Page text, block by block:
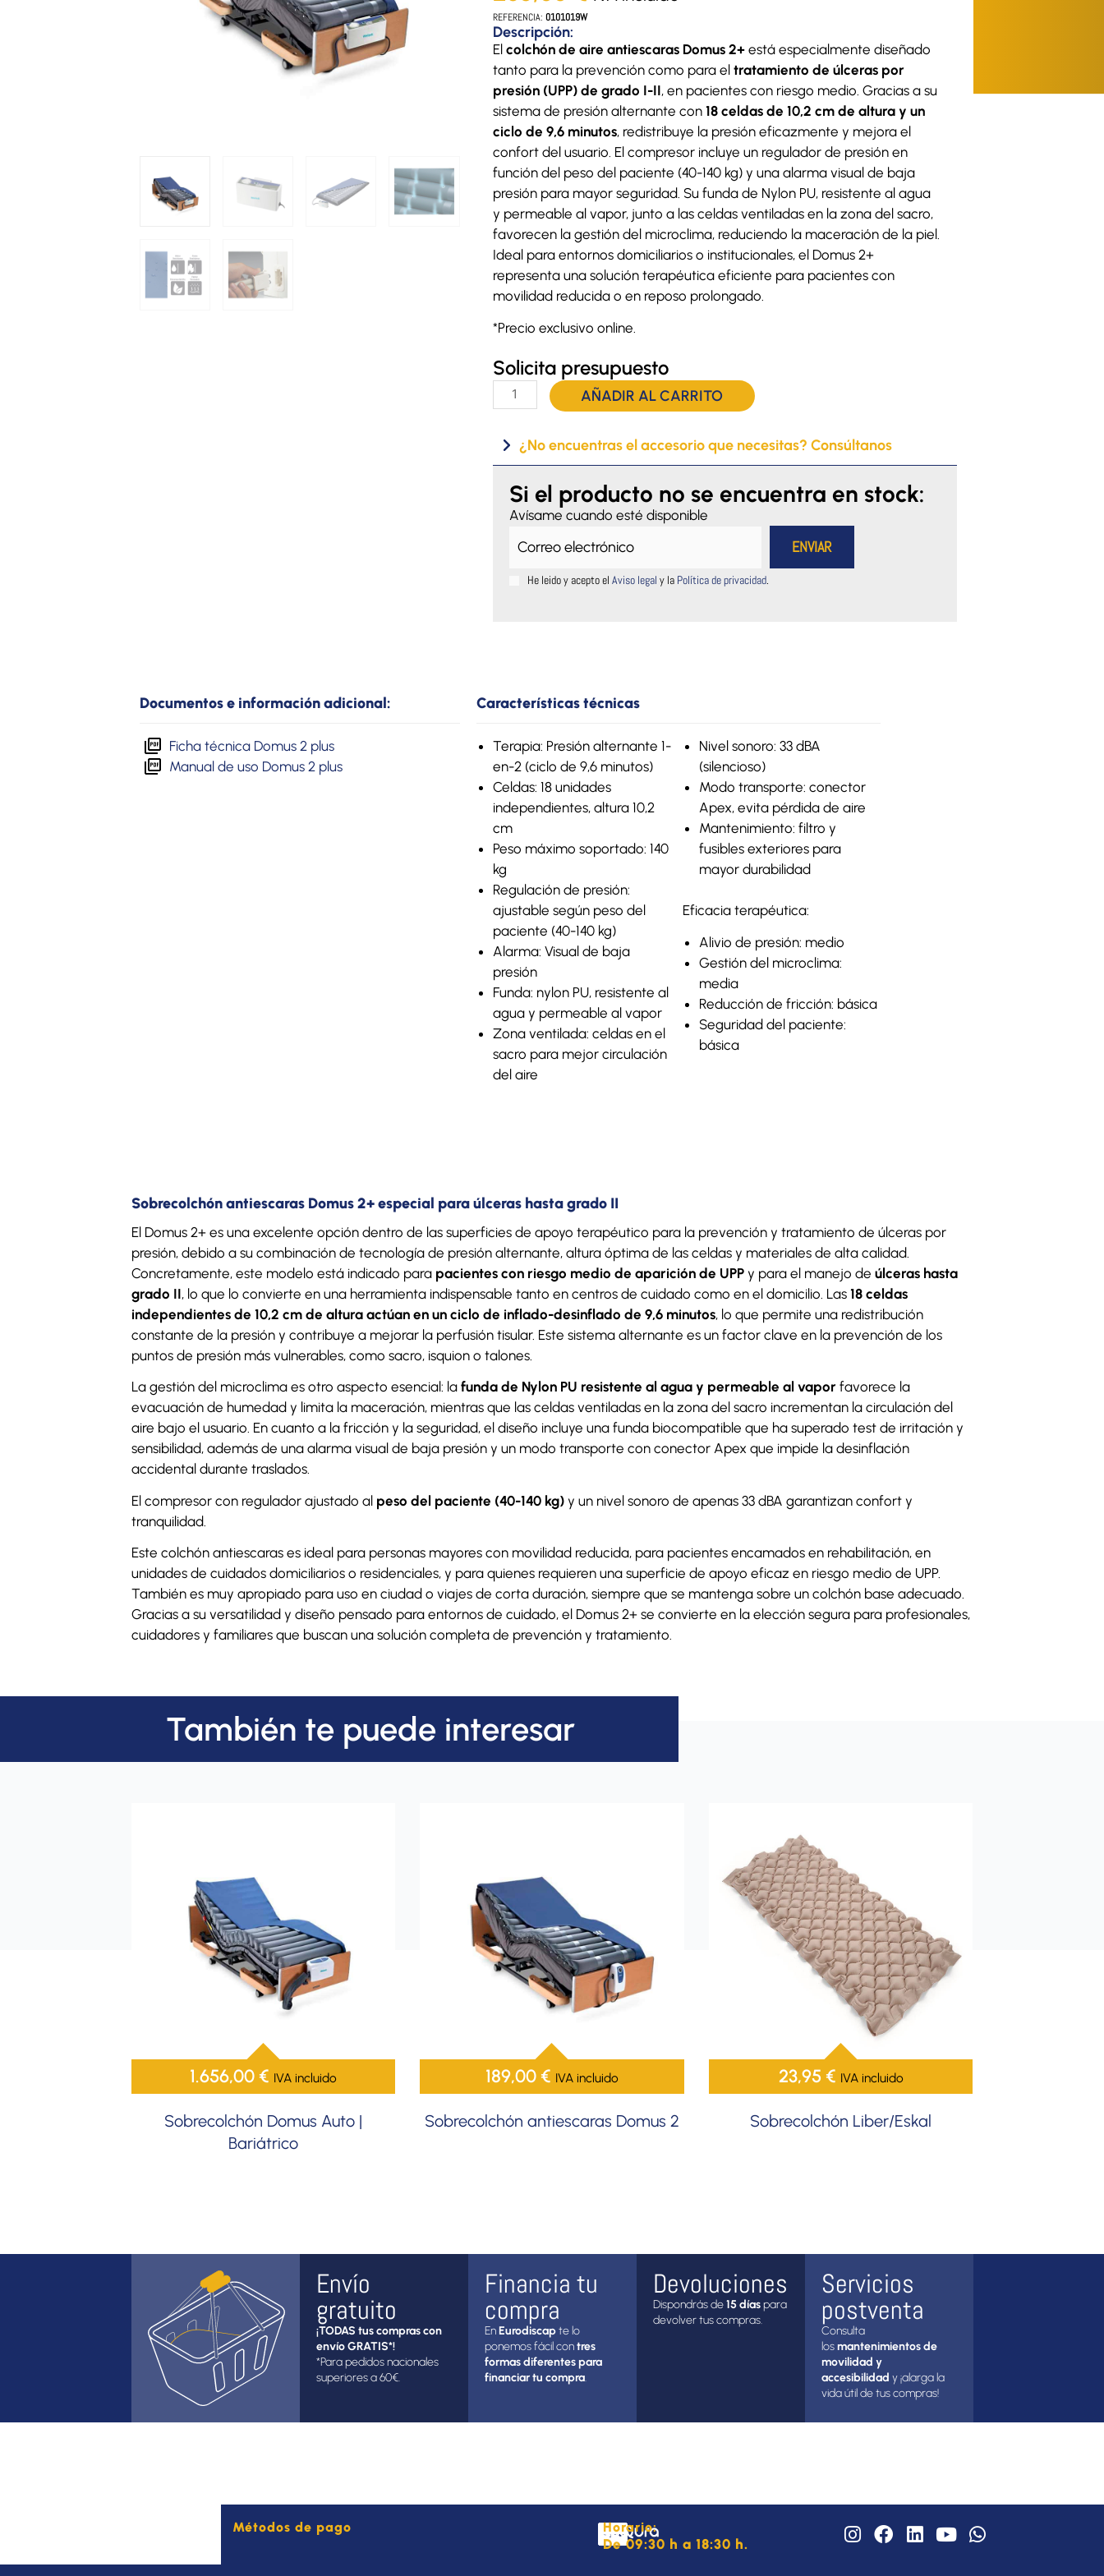
REFERENCIA: 0101019W
Descripción:
El colchón de aire antiescaras Domus 2+está especialmente diseñado
tanto para la prevención como para el tratamiento de úlceras por
presión (UPP) de grado I-II, en pacientes con riesgo medio. Gracias a su
sistema de presión alternante con 18 celdas de 10,2 cm de altura y un
ciclo de 9,6 minutos, redistribuye la presión eficazmente y mejora el
confort del usuario. El compresor incluye un regulador de presión en
función del peso del paciente (40-140 kg) y una alarma visual de baja
presión para mayor seguridad. Su funda de Nylon PU, resistente al agua
y permeable al vapor, junto a las celdas ventiladas en la zona del sacro,
favorecen la gestión del microclima, reduciendo la maceración de la piel.
Ideal para entornos domiciliarios o institucionales, el Domus 2+
representa una solución terapéutica eficiente para pacientes con
movilidad reducida o en reposo prolongado.
*Precio exclusivo online.
Solicita presupuesto
Colchón
de
antiescaras
Domus
plus
AÑADIR AL CARRITO
¿No encuentras el accesorio que necesitas? Consúltanos
Si el producto no se encuentra en stock:
Avísame cuando esté disponible
He leido y acepto el Aviso legal y la Política de privacidad.
Documentos e información adicional:
Ficha técnica Domus 2 plus
Manual de uso Domus 2 plus
Características técnicas
Terapia: Presión alternante 1-
en-2 (ciclo de 9,6 minutos)
Celdas: 18 unidades
independientes, altura 10,2
cm
Peso máximo soportado: 140
kg
Regulación de presión:
ajustable según peso del
paciente (40-140 kg)
Alarma: Visual de baja
presión
Funda: nylon PU, resistente al
agua y permeable al vapor
Zona ventilada: celdas en el
sacro para mejor circulación
del aire
Nivel sonoro: 33 dBA
(silencioso)
Modo transporte: conector
Apex, evita pérdida de aire
Mantenimiento: filtro y
fusibles exteriores para
mayor durabilidad
Eficacia terapéutica:
Alivio de presión: medio
Gestión del microclima:
media
Reducción de fricción: básica
Seguridad del paciente:
básica
Sobrecolchón antiescaras Domus 2+ especial para úlceras hasta grado II
El Domus 2+ es una excelente opción dentro de las superficies de apoyo terapéutico para la prevención y tratamiento de úlceras por
presión, debido a su combinación de tecnología de presión alternante, altura óptima de las celdas y materiales de alta calidad.
Concretamente, este modelo está indicado para pacientes con riesgo medio de aparición de UPPy para el manejo de úlceras hasta
grado II, lo que lo convierte en una herramienta indispensable tanto en centros de cuidado como en el domicilio. Las 18 celdas
independientes de 10,2 cm de altura actúan en un ciclo de inflado-desinflado de 9,6 minutos, lo que permite una redistribución
constante de la presión y contribuye a mejorar la perfusión tisular. Este sistema alternante es un factor clave en la prevención de los
puntos de presión más vulnerables, como sacro, isquion o talones.
La gestión del microclima es otro aspecto esencial: la funda de Nylon PU resistente al agua y permeable al vaporfavorece la
evacuación de humedad y limita la maceración, mientras que las celdas ventiladas en la zona del sacro incrementan la circulación del
aire bajo el usuario. En cuanto a la fricción y la seguridad, el diseño incluye una funda biocompatible que ha superado test de irritación y
sensibilidad, además de una alarma visual de baja presión y un modo transporte con conector Apex que impide la desinflación
accidental durante traslados.
El compresor con regulador ajustado alpeso del paciente (40-140 kg)y un nivel sonoro de apenas 33 dBA garantizan confort y
tranquilidad.
Este colchón antiescaras es ideal para personas mayores con movilidad reducida, para pacientes encamados en rehabilitación, en
unidades de cuidados domiciliarios o residenciales, y para quienes requieren una superficie de apoyo eficaz en riesgo medio de UPP.
También es muy apropiado para uso en ciudad o viajes de corta duración, siempre que se mantenga sobre un colchón base adecuado.
Gracias a su versatilidad y diseño pensado para entornos de cuidado, el Domus 2+ se convierte en la elección segura para profesionales,
cuidadores y familiares que buscan una solución completa de prevención y tratamiento.
También te puede interesar
1.656,00€ IVA incluido
Sobrecolchón Domus Auto |
Bariátrico
189,00€ IVA incluido
Sobrecolchón antiescaras Domus 2
23,95€ IVA incluido
Sobrecolchón Liber/Eskal
Envío
gratuito
¡TODAS tus compras con
envío GRATIS*!
*Para pedidos nacionales
superiores a 60€.
Financia tu
compra
EnEurodiscapte lo
ponemos fácil contres
formas diferentes para
financiar tu compra.
Devoluciones
Dispondrás de15 díaspara
devolver tus compras.
Servicios
postventa
Consulta
losmantenimientos de
movilidad y
accesibilidad y ¡alarga la
vida útil de tus compras!
Métodos de pago Horario:
De 09:30 h a 18:30 h.
I
n
F
a
L
i
Y
o
W
h